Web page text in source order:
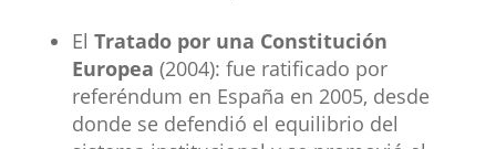
El Tratado por una Constitución
Europea (2004): fue ratificado por
referéndum en España en 2005, desde
donde se defendió el equilibrio del